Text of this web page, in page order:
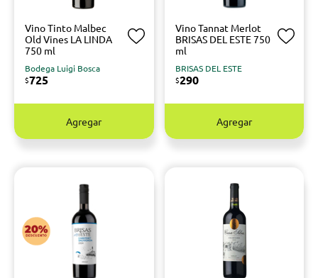
Vino Tinto Malbec
Old Vines LA LINDA
750 ml
Bodega Luigi Bosca
$725
Agregar
Vino Tannat Merlot
BRISAS DEL ESTE 750
ml
BRISAS DEL ESTE
$290
Agregar